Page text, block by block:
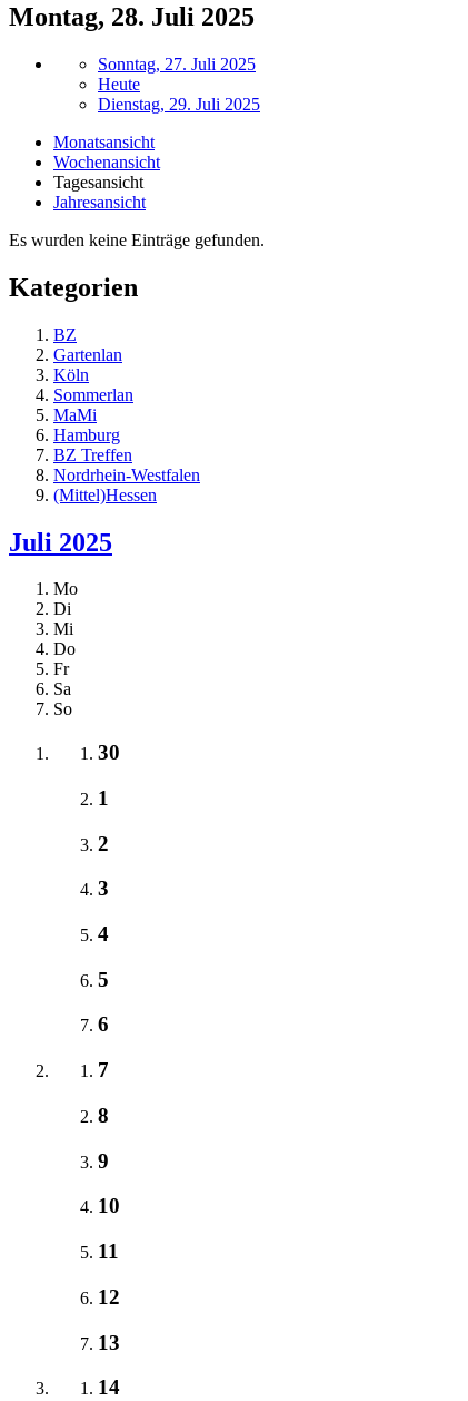
Montag, 28. Juli 2025
Sonntag, 27. Juli 2025
Heute
Dienstag, 29. Juli 2025
Monatsansicht
Wochenansicht
Tagesansicht
Jahresansicht
Es wurden keine Einträge gefunden.
Kategorien
BZ
Gartenlan
Köln
Sommerlan
MaMi
Hamburg
BZ Treffen
Nordrhein-Westfalen
(Mittel)Hessen
Juli 2025
Mo
Di
Mi
Do
Fr
Sa
So
30
1
2
3
4
5
6
7
8
9
10
11
12
13
14